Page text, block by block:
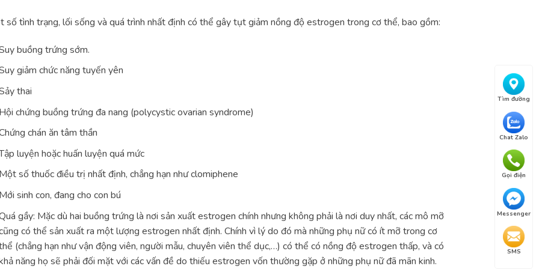
Tìm đường
Chat Zalo
Gọi điện
Messenger
SMS
số tình trạng, lối sống và quá trình nhất định có thể gây tụt giảm nồng độ estrogen trong cơ thể, bao gồm:
buồng trứng sớm.
giảm chức năng tuyến yên
thai
chứng buồng trứng đa nang (polycystic ovarian syndrome)
chán ăn tâm thần
luyện hoặc huấn luyện quá mức
số thuốc điều trị nhất định, chẳng hạn như clomiphene
sinh con, đang cho con bú
gầy: Mặc dù hai buồng trứng là nơi sản xuất estrogen chính nhưng không phải là nơi duy nhất, các mô mỡ
có thể sản xuất ra một lượng estrogen nhất định. Chính vì lý do đó mà những phụ nữ có ít mỡ trong cơ
(chẳng hạn như vận động viên, người mẫu, chuyên viên thể dục,…) có thể có nồng độ estrogen thấp, và có
năng họ sẽ phải đối mặt với các vấn đề do thiếu estrogen vốn thường gặp ở những phụ nữ đã mãn kinh.